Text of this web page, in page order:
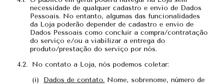
necessidade de qualquer cadastro e envio de Dados
Pessoais. No entanto, algumas das funcionalidades
da Loja poderão depender de cadastro e envio de
Dados Pessoais como concluir a compra/contratação
do serviço e/ou a viabilizar a entrega do
produto/prestação do serviço por nós.
No contato a Loja, nós podemos coletar:
Dados de contato. Nome, sobrenome, número de